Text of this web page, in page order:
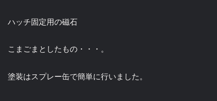
ハッチ固定用の磁石
こまごまとしたもの・・・。
塗装はスプレー缶で簡単に行いました。